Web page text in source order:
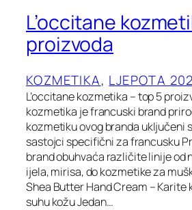
L’occitane
proizvoda
KOZMETIKA, LJEPOTA
L’occitane kozmetika – top 5
kozmetika je francuski brand
kozmetiku ovog branda uključeni
sastojci specifični za francusku
brand obuhvaća različite linije od
ijela, mirisa, do kozmetike za
Shea Butter Hand Cream – Karite
suhu kožu Jedan…